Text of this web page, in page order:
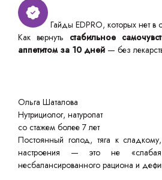
Гайды EDPRO, которых нет в
Как вернуть стабильное
аппетитом за 10 дней — без
Ольга Шаталова
Нутрициолог, натуропат
со стажем более 7 лет
Постоянный голод, тяга к
настроения — это не
несбалансированного рациона и